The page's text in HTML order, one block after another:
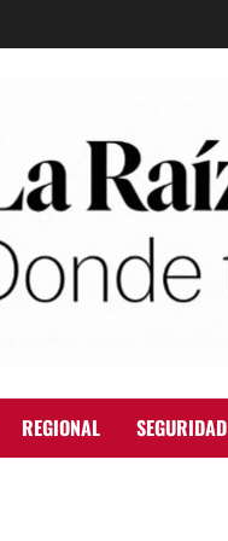
REGIONAL SEGURIDAD